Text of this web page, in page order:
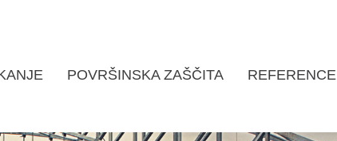
POVRŠINSKA ZAŠČITA
REFERENCE